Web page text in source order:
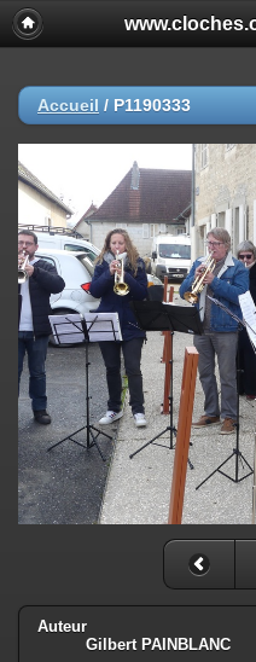
Accueil / P1190333
Auteur
Gilbert PAINBLANC